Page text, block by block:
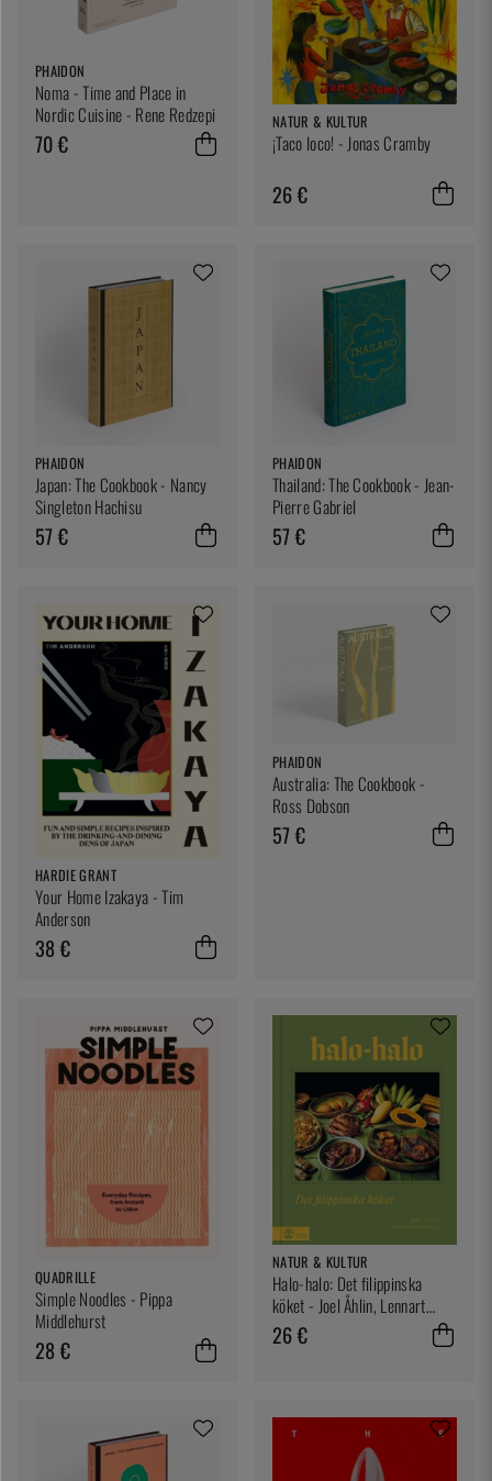
PHAIDON
Noma - Time and Place in
Nordic Cuisine - Rene Redzepi
70 €
NATUR & KULTUR
¡Taco loco! - Jonas Cramby
26 €
PHAIDON
Japan: The Cookbook - Nancy
Singleton Hachisu
57 €
PHAIDON
Thailand: The Cookbook - Jean-
Pierre Gabriel
57 €
HARDIE GRANT
Your Home Izakaya - Tim
Anderson
38 €
PHAIDON
Australia: The Cookbook -
Ross Dobson
57 €
QUADRILLE
Simple Noodles - Pippa
Middlehurst
28 €
NATUR & KULTUR
Halo-halo: Det filippinska
köket - Joel Åhlin, Lennart
Weibull
26 €